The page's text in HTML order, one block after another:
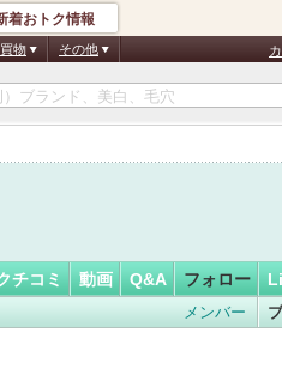
着おトク情報
物 その他
い★さん
チコミ 動画 Q&A フォロー
メンバー